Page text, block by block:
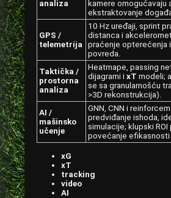
analiza
kamere omogućavaju
ekstraktovanje
GPS /
telemetrija
10 Hz uređaji, sprint
distanca i
praćenje opterećenja
povreda.
Taktička /
prostorna
analiza
Heatmape, passing
dijagrami i xT modeli;
se sa granularnošću
>3D rekonstrukcija).
AI /
mašinsko
učenje
GNN, CNN i
predviđanje ishoda,
simulacije; klupski
povećanje efikasnosti
xG
xT
tracking
video
AI